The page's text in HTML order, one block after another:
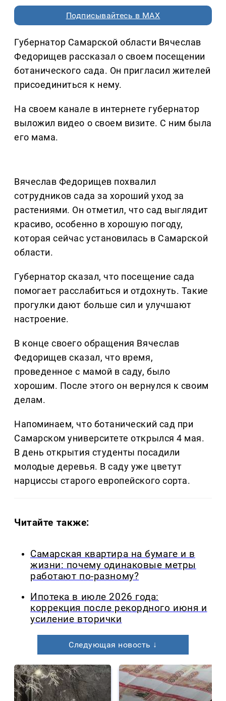
Подписывайтесь в MAX
Губернатор Самарской области Вячеслав
Федорищев рассказал о своем посещении
ботанического сада. Он пригласил жителей
присоединиться к нему.
На своем канале в интернете губернатор
выложил видео о своем визите. С ним была
его мама.
Вячеслав Федорищев похвалил
сотрудников сада за хороший уход за
растениями. Он отметил, что сад выглядит
красиво, особенно в хорошую погоду,
которая сейчас установилась в Самарской
области.
Губернатор сказал, что посещение сада
помогает расслабиться и отдохнуть. Такие
прогулки дают больше сил и улучшают
настроение.
В конце своего обращения Вячеслав
Федорищев сказал, что время,
проведенное с мамой в саду, было
хорошим. После этого он вернулся к своим
делам.
Напоминаем, что ботанический сад при
Самарском университете открылся 4 мая.
В день открытия студенты посадили
молодые деревья. В саду уже цветут
нарциссы старого европейского сорта.
Читайте также:
Самарская квартира на бумаге и в
жизни: почему одинаковые метры
работают по-разному?
Ипотека в июле 2026 года:
коррекция после рекордного июня и
усиление вторички
Следующая новость ↓